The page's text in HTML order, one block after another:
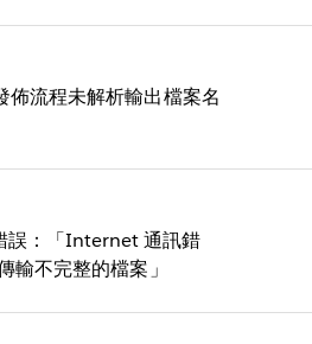
佈流程未解析輸出檔案名
誤：「Internet 通訊錯
輸不完整的檔案」